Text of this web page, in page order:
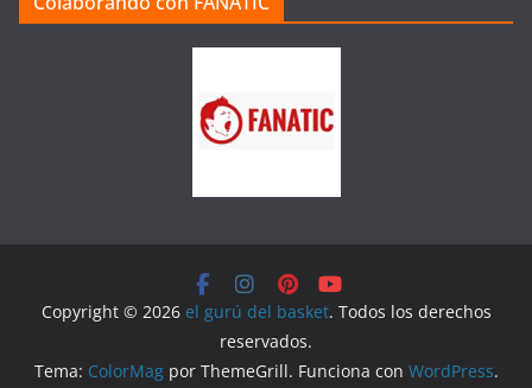
Copyright © 2026 el gurú del basket. Todos los derechos
reservados.
Tema: ColorMagpor ThemeGrill. Funciona con WordPress.